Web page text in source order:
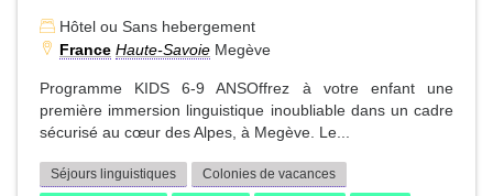
Hôtel ou Sans hebergement
France Haute-Savoie Megève
Programme KIDS 6-9 ANSOffrez à votre enfant une
première immersion linguistique inoubliable dans un cadre
sécurisé au cœur des Alpes, à Megève. Le...
Séjours linguistiques
Colonies de vacances